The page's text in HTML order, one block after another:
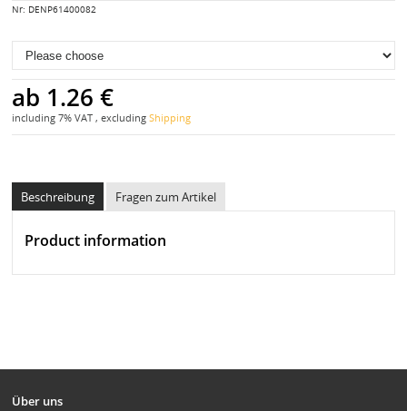
Nr: DENP61400082
ab 1.26 €
including 7% VAT , excluding Shipping
Beschreibung Fragen zum Artikel
Product information
Über uns